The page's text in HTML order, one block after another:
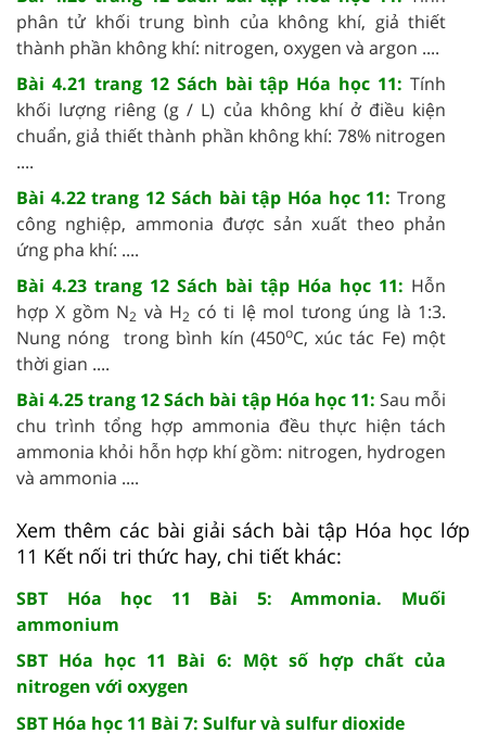
phân tử khối trung bình của không khí, giả thiết
thành phần không khí: nitrogen, oxygen và argon ....
Bài 4.21 trang 12 Sách bài tập Hóa học 11: Tính
khối lượng riêng (g / L) của không khí ở điều kiện
chuẩn, giả thiết thành phần không khí: 78% nitrogen
....
Bài 4.22 trang 12 Sách bài tập Hóa học 11: Trong
công nghiệp, ammonia được sản xuất theo phản
ứng pha khí: ....
Bài 4.23 trang 12 Sách bài tập Hóa học 11: Hỗn
hợp X gồm N2 và H2 có ti lệ mol tưong úng là 1:3.
Nung nóng trong bình kín (450oC, xúc tác Fe) một
thời gian ....
Bài 4.25 trang 12 Sách bài tập Hóa học 11: Sau mỗi
chu trình tổng hợp ammonia đều thực hiện tách
ammonia khỏi hỗn hợp khí gồm: nitrogen, hydrogen
và ammonia ....
Xem thêm các bài giải sách bài tập Hóa học lớp
11 Kết nối tri thức hay, chi tiết khác:
SBT Hóa học 11 Bài 5: Ammonia. Muối
ammonium
SBT Hóa học 11 Bài 6: Một số hợp chất của
nitrogen với oxygen
SBT Hóa học 11 Bài 7: Sulfur và sulfur dioxide